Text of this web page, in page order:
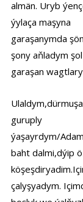
almän. Uryb
ýylaça maşyna
garaşanymda
şony aňladym şol
garaşan
guruply
ýaşayrdym/
baht dalmi,dýip
çalyşyadym.